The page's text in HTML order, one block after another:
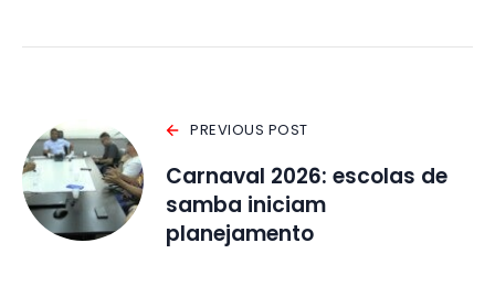
PREVIOUS POST
Carnaval 2026: escolas de
samba iniciam
planejamento